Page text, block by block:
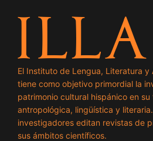
El Instituto de Lengua, Literatura y
tiene como objetivo primordial la
patrimonio cultural hispánico en su
antropológica, lingüística y
investigadores editan revistas de
sus ámbitos científicos.